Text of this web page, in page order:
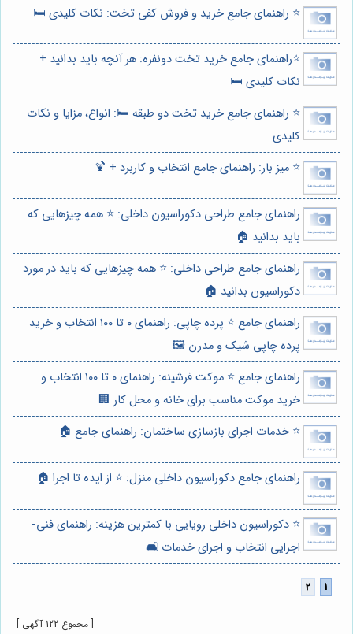
⭐️ راهنمای جامع خرید و فروش کفی تخت: نکات کلیدی 🛏️
⭐️راهنمای جامع خرید تخت دونفره: هر آنچه باید بدانید +
نکات کلیدی 🛏️
⭐️ راهنمای جامع خرید تخت دو طبقه 🛏️: انواع، مزایا و نکات
کلیدی
⭐️ میز بار: راهنمای جامع انتخاب و کاربرد + 🍹
راهنمای جامع طراحی دکوراسیون داخلی: ⭐️ همه چیزهایی که
باید بدانید 🏠
راهنمای جامع طراحی داخلی: ⭐️ همه چیزهایی که باید در مورد
دکوراسیون بدانید 🏠
راهنمای جامع ⭐️ پرده چاپی: راهنمای ۰ تا ۱۰۰ انتخاب و خرید
پرده چاپی شیک و مدرن 🖼️
راهنمای جامع ⭐️ موکت فرشینه: راهنمای ۰ تا ۱۰۰ انتخاب و
خرید موکت مناسب برای خانه و محل کار 🏢
⭐️ خدمات اجرای بازسازی ساختمان: راهنمای جامع 🏠
راهنمای جامع دکوراسیون داخلی منزل: ⭐️ از ایده تا اجرا 🏠
⭐️ دکوراسیون داخلی رویایی با کمترین هزینه: راهنمای فنی-
اجرایی انتخاب و اجرای خدمات 🛋️
[ مجموع 122 آگهی ]